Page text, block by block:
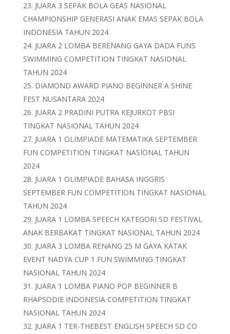
JUARA 3 SEPAK BOLA GEAS NASIONAL
CHAMPIONSHIP GENERASI ANAK EMAS SEPAK BOLA
INDONESIA TAHUN 2024
JUARA 2 LOMBA BERENANG GAYA DADA FUNS
SWIMMING COMPETITION TINGKAT NASIONAL
TAHUN 2024
DIAMOND AWARD PIANO BEGINNER A SHINE
FEST NUSANTARA 2024
JUARA 2 PRADINI PUTRA KEJURKOT PBSI
TINGKAT NASIONAL TAHUN 2024
JUARA 1 OLIMPIADE MATEMATIKA SEPTEMBER
FUN COMPETITION TINGKAT NASIONAL TAHUN
2024
JUARA 1 OLIMPIADE BAHASA INGGRIS
SEPTEMBER FUN COMPETITION TINGKAT NASIONAL
TAHUN 2024
JUARA 1 LOMBA SPEECH KATEGORI SD FESTIVAL
ANAK BERBAKAT TINGKAT NASIONAL TAHUN 2024
JUARA 3 LOMBA RENANG 25 M GAYA KATAK
EVENT NADYA CUP 1 FUN SWIMMING TINGKAT
NASIONAL TAHUN 2024
JUARA 1 LOMBA PIANO POP BEGINNER B
RHAPSODIE INDONESIA COMPETITION TINGKAT
NASIONAL TAHUN 2024
JUARA 1 TER-THEBEST ENGLISH SPEECH SD CO